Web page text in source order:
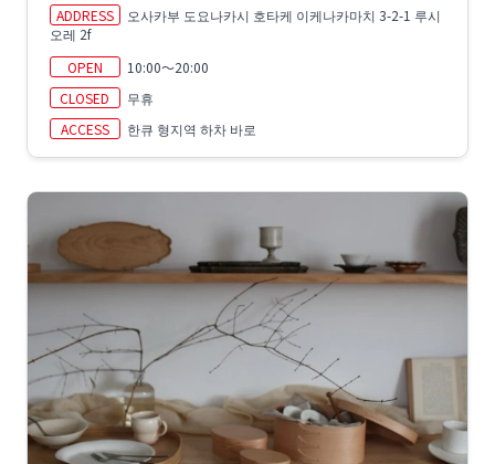
ADDRESS
오사카부 도요나카시 호타케 이케나카마치 3-2-1 루시
오레 2f
OPEN
10:00～20:00
CLOSED
무휴
ACCESS
한큐 형지역 하차 바로